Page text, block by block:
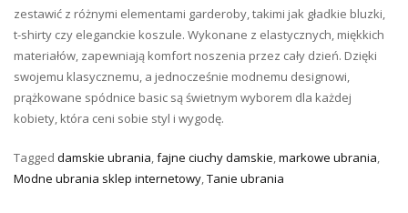
zestawić z różnymi elementami garderoby, takimi jak gładkie bluzki,
t-shirty czy eleganckie koszule. Wykonane z elastycznych, miękkich
materiałów, zapewniają komfort noszenia przez cały dzień. Dzięki
swojemu klasycznemu, a jednocześnie modnemu designowi,
prążkowane spódnice basic są świetnym wyborem dla każdej
kobiety, która ceni sobie styl i wygodę.
Tagged damskie ubrania,fajne ciuchy damskie,markowe ubrania,
Modne ubrania sklep internetowy,Tanie ubrania